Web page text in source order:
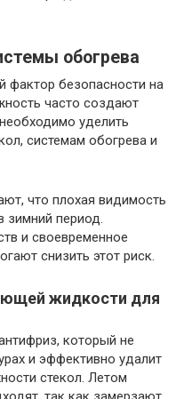
обогрева
безопасности на
часто создают
уделить
системам обогрева и
что плохая видимость
зимний период.
и своевременное
снизить этот риск.
жидкости для
который не
и эффективно удалит
стекол. Летом